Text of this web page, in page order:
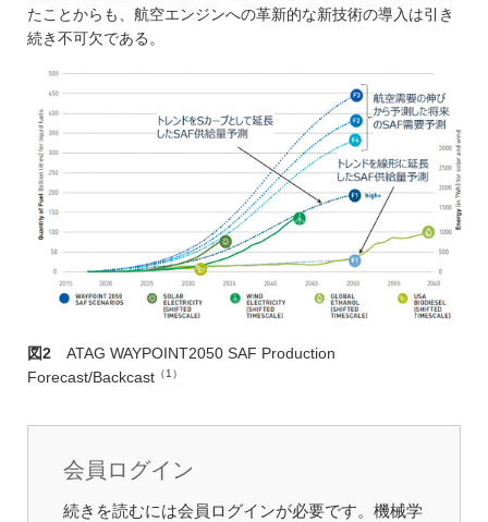
たことからも、航空エンジンへの革新的な新技術の導入は引き
続き不可欠である。
図2ATAG WAYPOINT2050 SAF Production
Forecast/Backcast（1）
会員ログイン
続きを読むには会員ログインが必要です。機械学